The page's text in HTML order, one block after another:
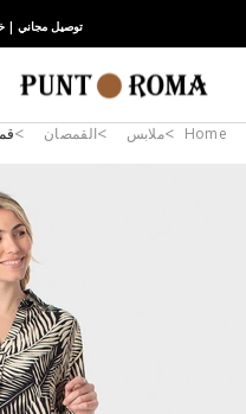
توصيل مجاني |
Home ملابس القمصان